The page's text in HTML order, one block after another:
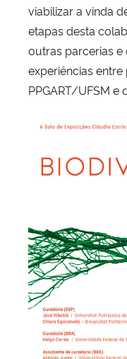
viabilizar a vinda
etapas desta
outras parcerias
experiências
PPGART/UFSM e